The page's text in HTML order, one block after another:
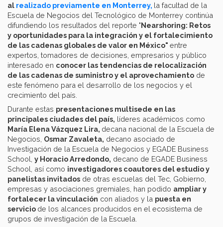
al realizado previamente en Monterrey, la facultad de la
Escuela de Negocios del Tecnológico de Monterrey continúa
difundiendo los resultados del reporte "Nearshoring: Retos
y oportunidades para la integración y el fortalecimiento
de las cadenas globales de valor en México" entre
expertos, tomadores de decisiones, empresarios y público
interesado en conocer las tendencias de relocalización
de las cadenas de suministro y el aprovechamiento de
este fenómeno para el desarrollo de los negocios y el
crecimiento del país.
Durante estas presentaciones multisede en las
principales ciudades del país, líderes académicos como
María Elena Vázquez Lira, decana nacional de la Escuela de
Negocios, Osmar Zavaleta, decano asociado de
Investigación de la Escuela de Negocios y EGADE Business
School, y Horacio Arredondo, decano de EGADE Business
School, así como investigadores coautores del estudio y
panelistas invitados de otras escuelas del Tec, Gobierno,
empresas y asociaciones gremiales, han podido ampliar y
fortalecer la vinculación con aliados y la puesta en
servicio de los alcances producidos en el ecosistema de
grupos de investigación de la Escuela.